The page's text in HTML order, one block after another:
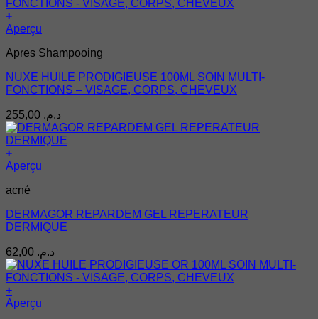
+
Aperçu
Apres Shampooing
NUXE HUILE PRODIGIEUSE 100ML SOIN MULTI-
FONCTIONS – VISAGE, CORPS, CHEVEUX
د.م.
+
Aperçu
acné
DERMAGOR REPARDEM GEL REPERATEUR
DERMIQUE
د.م.
+
Aperçu